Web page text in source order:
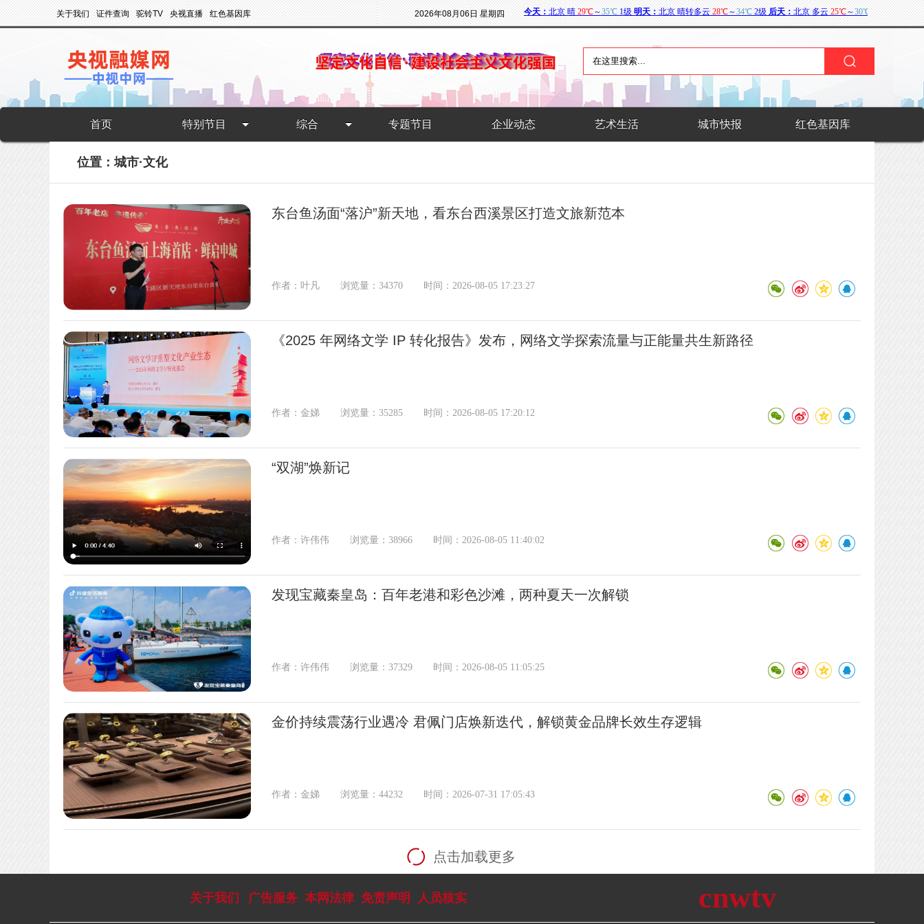
关于我们 证件查询 驼铃TV 央视直播 红色基因库 2026年08月06日 星期四
首页 特别节目 综合 专题节目 企业动态 艺术生活 城市快报 红色基因库
位置：城市·文化
东台鱼汤面“落沪”新天地，看东台西溪景区打造文旅新范本
作者：叶凡 浏览量：34370 时间：2026-08-05 17:23:27
《2025 年网络文学 IP 转化报告》发布，网络文学探索流量与正能量共生新路径
作者：金娣 浏览量：35285 时间：2026-08-05 17:20:12
“双湖”焕新记
作者：许伟伟 浏览量：38966 时间：2026-08-05 11:40:02
发现宝藏秦皇岛：百年老港和彩色沙滩，两种夏天一次解锁
作者：许伟伟 浏览量：37329 时间：2026-08-05 11:05:25
金价持续震荡行业遇冷 君佩门店焕新迭代，解锁黄金品牌长效生存逻辑
作者：金娣 浏览量：44232 时间：2026-07-31 17:05:43
点击加载更多
关于我们 广告服务 本网法律 免责声明 人员核实 cnwtv